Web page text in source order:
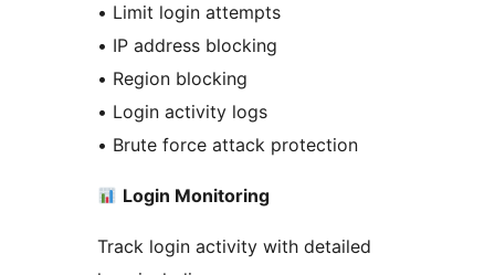
• Limit login attempts
• IP address blocking
• Region blocking
• Login activity logs
• Brute force attack protection
Login Monitoring
Track login activity with detailed